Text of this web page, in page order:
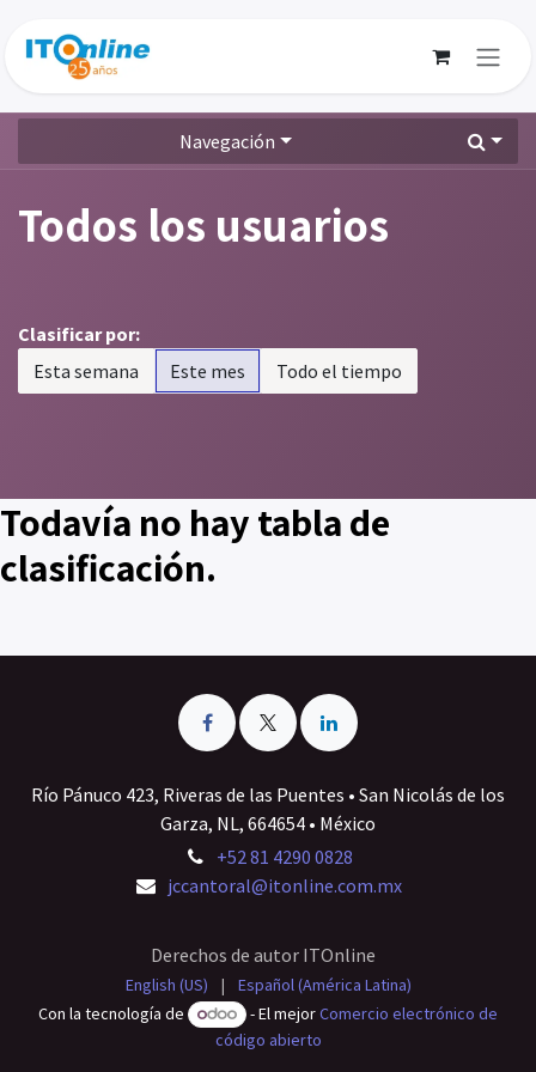
Navegación
Todos los usuarios
Clasificar por:
Esta semana
Este mes Todo el tiempo
Todavía no hay tabla de
clasificación.
Río Pánuco 423, Riveras de las Puentes • San Nicolás de los
Garza, NL, 664654 • México
+52 81 4290 0828
jccantoral@itonline.com.mx
Derechos de autor ITOnline
English (US) |
Español (América Latina)
Con la tecnología de
- El mejorComercio electrónico de
código abierto